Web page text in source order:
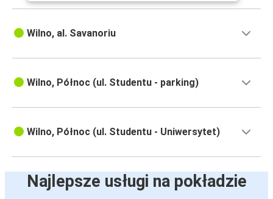
Wilno, al. Savanoriu
Wilno, Północ (ul. Studentu - parking)
Wilno, Północ (ul. Studentu - Uniwersytet)
Najlepsze usługi na pokładzie